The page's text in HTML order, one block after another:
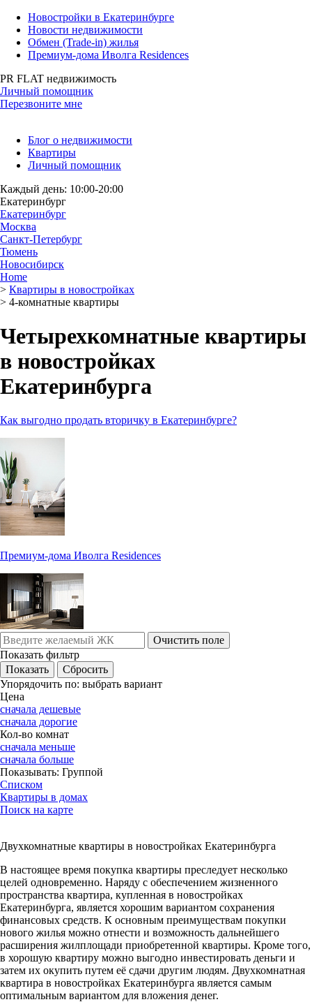
Новостройки в Екатеринбурге
Новости недвижимости
Обмен (Trade-in) жилья
Премиум-дома Иволга Residences
PR FLAT недвижимость
Личный помощник
Перезвоните мне
Блог о недвижимости
Квартиры
Личный помощник
Каждый день: 10:00-20:00
Екатеринбург
Екатеринбург
Москва
Санкт-Петербург
Тюмень
Новосибирск
Home
> Квартиры в новостройках
> 4-комнатные квартиры
Четырехкомнатные квартиры
в новостройках
Екатеринбурга
Как выгодно продать вторичку в Екатеринбурге?
Премиум-дома Иволга Residences
Очистить поле
Показать фильтр
Упорядочить по: выбрать вариант
Цена
сначала дешевые
сначала дорогие
Кол-во комнат
сначала меньше
сначала больше
Показывать: Группой
Списком
Квартиры в домах
Поиск на карте
Двухкомнатные квартиры в новостройках Екатеринбурга
В настоящее время покупка квартиры преследует несколько
целей одновременно. Наряду с обеспечением жизненного
пространства квартира, купленная в новостройках
Екатеринбурга, является хорошим вариантом сохранения
финансовых средств. К основным преимуществам покупки
нового жилья можно отнести и возможность дальнейшего
расширения жилплощади приобретенной квартиры. Кроме того,
в хорошую квартиру можно выгодно инвестировать деньги и
затем их окупить путем её сдачи другим людям. Двухкомнатная
квартира в новостройках Екатеринбурга является самым
оптимальным вариантом для вложения денег.